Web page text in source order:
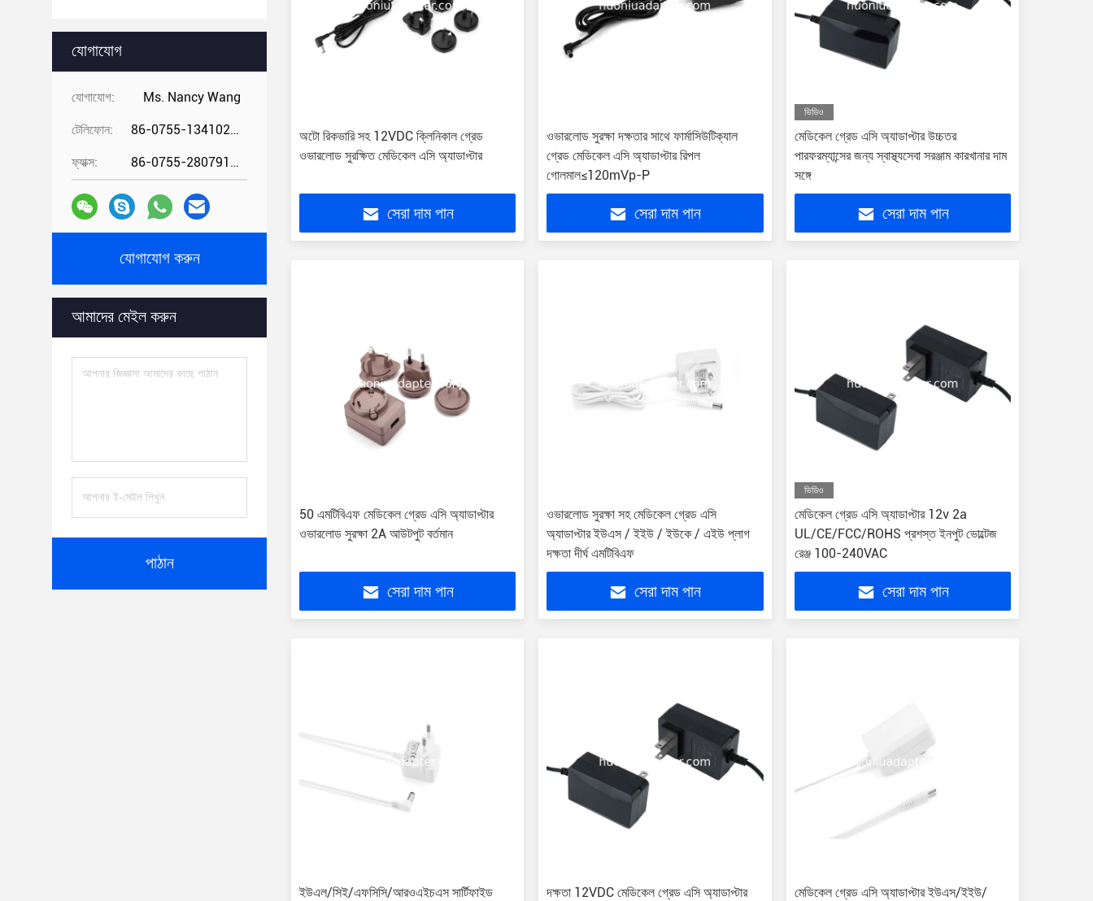
যোগাযোগ
যোগাযোগ: Ms. Nancy Wang
টেলিফোন: 86-0755-13410274294
ফ্যাক্স: 86-0755-28079166
যোগাযোগ করুন
আমাদের মেইল ​​করুন
পাঠান
অটো রিকভারি সহ 12VDC ক্লিনিকাল গ্রেড
ওভারলোড সুরক্ষিত মেডিকেল এসি অ্যাডাপ্টার
সেরা দাম পান
ওভারলোড সুরক্ষা দক্ষতার সাথে ফার্মাসিউটিক্যাল
গ্রেড মেডিকেল এসি অ্যাডাপ্টার রিপল
গোলমাল≤120mVp-P
সেরা দাম পান
ভিডিও
মেডিকেল গ্রেড এসি অ্যাডাপ্টার উচ্চতর
পারফরম্যান্সের জন্য স্বাস্থ্যসেবা সরঞ্জাম কারখানার দাম
সঙ্গে
সেরা দাম পান
50 এমটিবিএফ মেডিকেল গ্রেড এসি অ্যাডাপ্টার
ওভারলোড সুরক্ষা 2A আউটপুট বর্তমান
সেরা দাম পান
ওভারলোড সুরক্ষা সহ মেডিকেল গ্রেড এসি
অ্যাডাপ্টার ইউএস / ইইউ / ইউকে / এইউ প্লাগ
দক্ষতা দীর্ঘ এমটিবিএফ
সেরা দাম পান
ভিডিও
মেডিকেল গ্রেড এসি অ্যাডাপ্টার 12v 2a
UL/CE/FCC/ROHS প্রশস্ত ইনপুট ভোল্টেজ
রেঞ্জ 100-240VAC
সেরা দাম পান
ইউএল/সিই/এফসিসি/আরওএইচএস সার্টিফাইড
দক্ষতা 12VDC মেডিকেল গ্রেড এসি অ্যাডাপ্টার
মেডিকেল গ্রেড এসি অ্যাডাপ্টার ইউএস/ইইউ/